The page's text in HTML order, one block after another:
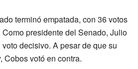
terminó empatada, con 36 votos
presidente del Senado, Julio
decisivo. A pesar de que su
Cobos votó en contra.